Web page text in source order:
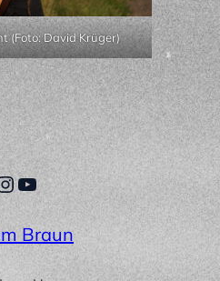
(Foto: David Krüger)
YouTube
Braun